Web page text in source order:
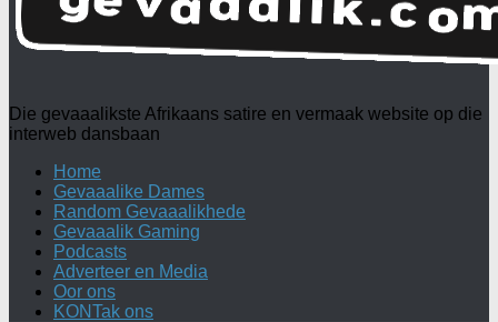
Die gevaaalikste Afrikaans satire en vermaak website op die
interweb dansbaan
Home
Gevaaalike Dames
Random Gevaaalikhede
Gevaaalik Gaming
Podcasts
Adverteer en Media
Oor ons
KONTak ons